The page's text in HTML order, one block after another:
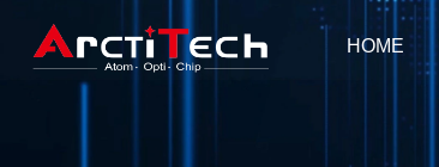
HOME